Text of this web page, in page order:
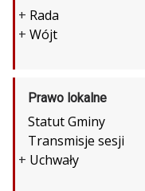
+ Rada
+ Wójt
Prawo lokalne
Statut Gminy
Transmisje sesji
+ Uchwały